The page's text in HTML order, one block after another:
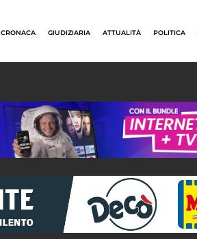
CRONACA GIUDIZIARIA ATTUALITÀ POLITICA